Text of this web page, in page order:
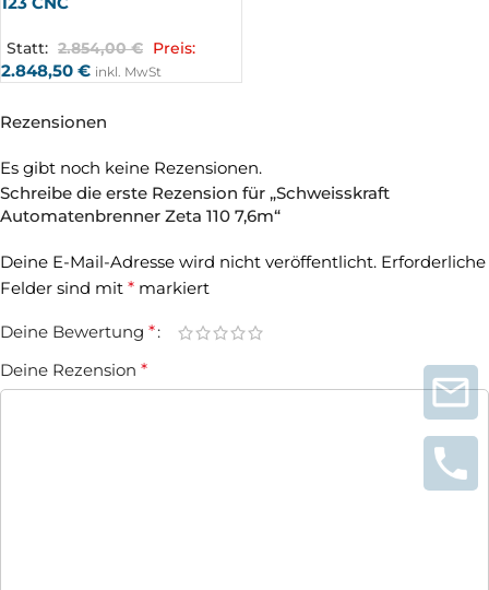
Statt: 2.854,00€ Preis:
2.848,50 € inkl. MwSt
Rezensionen
Es gibt noch keine Rezensionen.
Schreibe die erste Rezension für „Schweisskraft
Automatenbrenner Zeta 110 7,6m“
Deine E-Mail-Adresse wird nicht veröffentlicht. Erforderliche
Felder sind mit * markiert
Deine Bewertung *
Deine Rezension *